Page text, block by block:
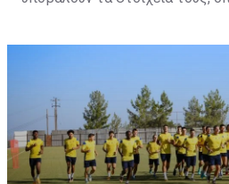
ονοματεπώνυμο, αριθμός